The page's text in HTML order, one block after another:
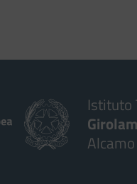
Istituto
Alcamo